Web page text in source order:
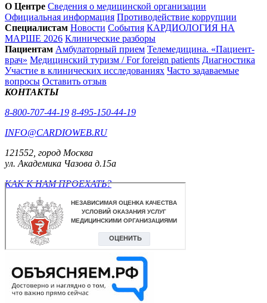
О Центре Сведения о медицинской организации
Официальная информация Противодействие коррупции
Специалистам Новости События КАРДИОЛОГИЯ НА
МАРШЕ 2026 Клинические разборы
Пациентам Амбулаторный прием Телемедицина. «Пациент-
врач» Медицинский туризм / For foreign patients Диагностика
Участие в клинических исследованиях Часто задаваемые
вопросы Оставить отзыв
КОНТАКТЫ
8-800-707-44-19 8-495-150-44-19
INFO@CARDIOWEB.RU
121552, город Москва
ул. Академика Чазова д.15а
КАК К НАМ ПРОЕХАТЬ?